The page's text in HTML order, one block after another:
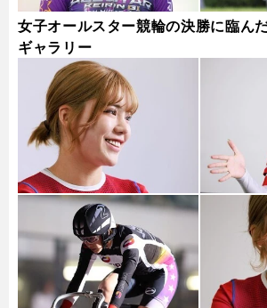
女子オールスター競輪の決勝に臨ん
ギャラリー